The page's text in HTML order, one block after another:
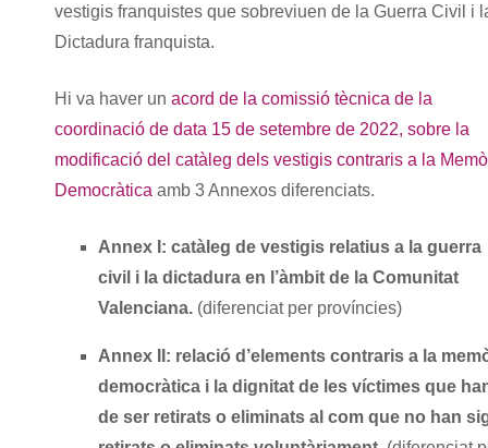
vestigis franquistes que sobreviuen de la Guerra Civil i
Dictadura franquista.
Hi va haver un acord de la comissió tècnica de la
coordinació de data 15 de setembre de 2022, sobre la
modificació del catàleg dels vestigis contraris a la
Democràtica amb 3 Annexos diferenciats.
Annex I: catàleg de vestigis relatius a la guerra
civil i la dictadura en l’àmbit de la Comunitat
Valenciana. (diferenciat per províncies)
Annex II: relació d’elements contraris a la
democràtica i la dignitat de les víctimes que
de ser retirats o eliminats al com que no han